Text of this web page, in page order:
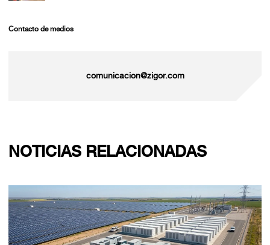
Contacto de medios
comunicacion@zigor.com
NOTICIAS RELACIONADAS